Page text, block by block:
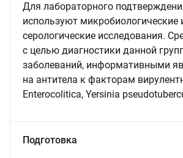
Для лабораторного
используют микробиологические
серологические исследования.
с целью диагностики данной
заболеваний, информативными
на антитела к факторам
Enterocolitica, Yersinia
Подготовка